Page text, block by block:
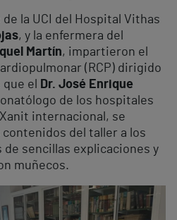
la UCI del Hospital Vithas
, y la enfermera del
Martín, impartieron el
(RCP) dirigido
el
Dr. José Enrique
de los hospitales
internacional, se
del taller a los
de sencillas explicaciones y
muñecos.